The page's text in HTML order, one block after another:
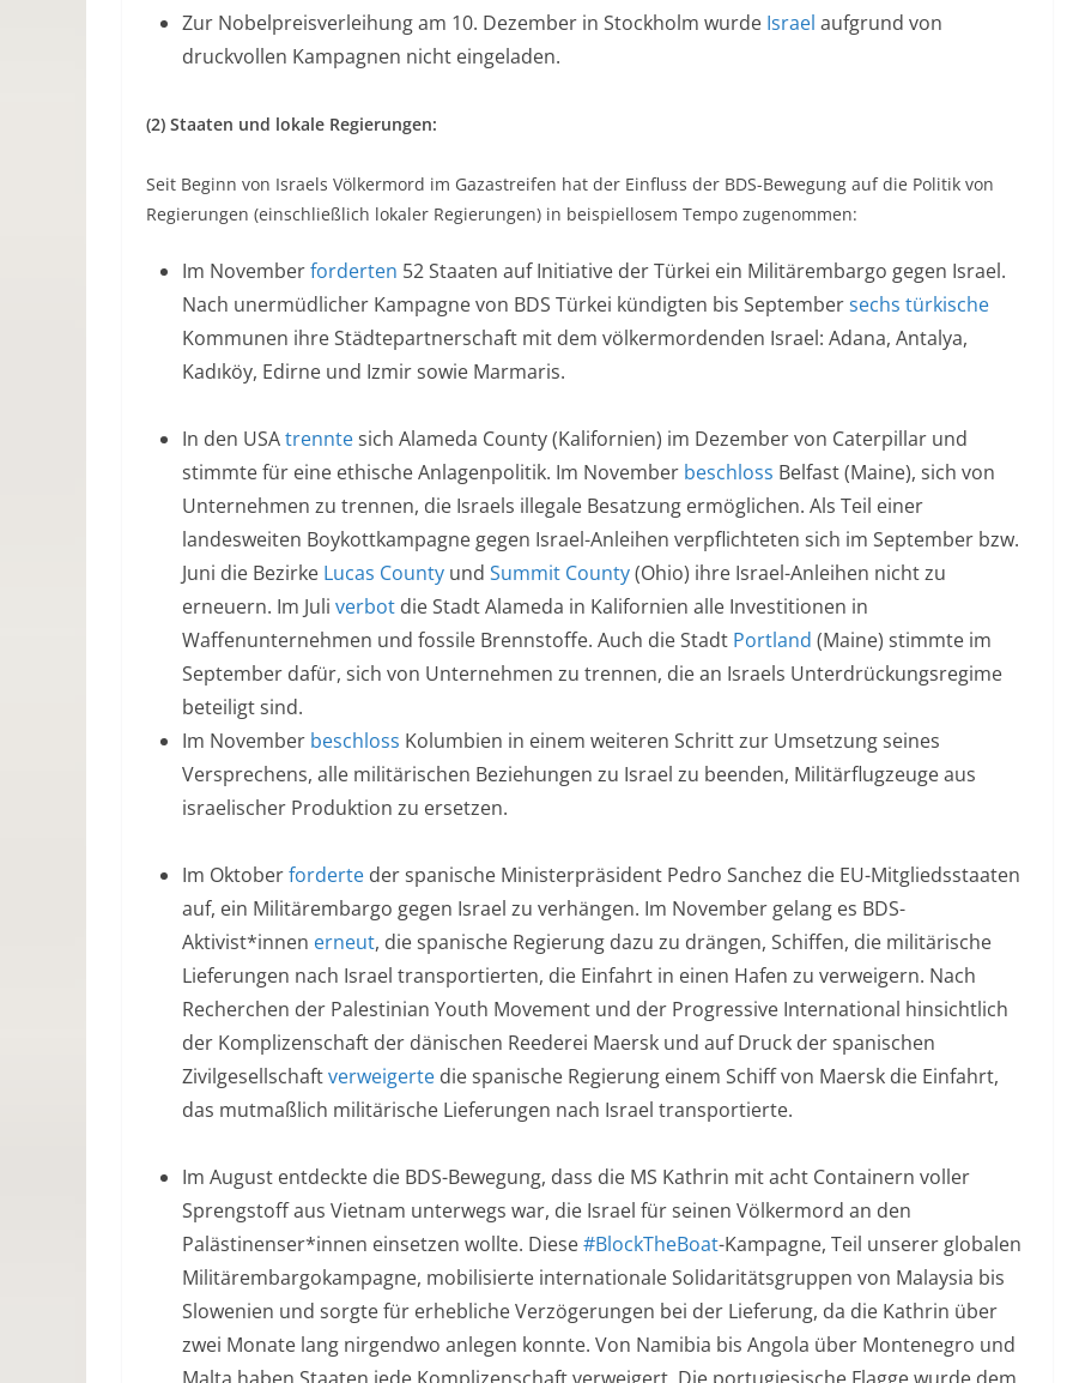
Zur Nobelpreisverleihung am 10. Dezember in Stockholm wurde Israel aufgrund von
druckvollen Kampagnen nicht eingeladen.
(2) Staaten und lokale Regierungen:
Seit Beginn von Israels Völkermord im Gazastreifen hat der Einfluss der BDS-Bewegung auf die Politik von
Regierungen (einschließlich lokaler Regierungen) in beispiellosem Tempo zugenommen:
Im Novemberforderten 52 Staaten auf Initiative der Türkei ein Militärembargo gegen Israel.
Nach unermüdlicher Kampagne von BDS Türkei kündigten bis Septembersechs türkische
Kommunen ihre Städtepartnerschaft mit dem völkermordenden Israel: Adana, Antalya,
Kadıköy, Edirne und Izmir sowie Marmaris.
In den USAtrenntesich Alameda County (Kalifornien) im Dezember von Caterpillar und
stimmte für eine ethische Anlagenpolitik. Im November beschloss Belfast (Maine), sich von
Unternehmen zu trennen, die Israels illegale Besatzung ermöglichen. Als Teil einer
landesweiten Boykottkampagne gegen Israel-Anleihen verpflichteten sich im September bzw.
Juni die Bezirke Lucas County und Summit County(Ohio) ihre Israel-Anleihen nicht zu
erneuern. Im Juli verbot die Stadt Alameda in Kalifornien alle Investitionen in
Waffenunternehmen und fossile Brennstoffe. Auch die Stadt Portland (Maine) stimmte im
September dafür, sich von Unternehmen zu trennen, die an Israels Unterdrückungsregime
beteiligt sind.
Im November beschloss Kolumbien in einem weiteren Schritt zur Umsetzung seines
Versprechens, alle militärischen Beziehungen zu Israel zu beenden, Militärflugzeuge aus
israelischer Produktion zu ersetzen.
Im Oktoberforderte der spanische Ministerpräsident Pedro Sanchez die EU-Mitgliedsstaaten
auf, ein Militärembargo gegen Israel zu verhängen. Im November gelang es BDS-
Aktivist*innen erneut, die spanische Regierung dazu zu drängen, Schiffen, die militärische
Lieferungen nach Israel transportierten, die Einfahrt in einen Hafen zu verweigern. Nach
Recherchen der Palestinian Youth Movement und der Progressive International hinsichtlich
der Komplizenschaft der dänischen Reederei Maersk und auf Druck der spanischen
Zivilgesellschaftverweigerte die spanische Regierung einem Schiff von Maersk die Einfahrt,
das mutmaßlich militärische Lieferungen nach Israel transportierte.
Im August entdeckte die BDS-Bewegung, dass die MS Kathrin mit acht Containern voller
Sprengstoff aus Vietnam unterwegs war, die Israel für seinen Völkermord an den
Palästinenser*innen einsetzen wollte. Diese#BlockTheBoat-Kampagne, Teil unserer globalen
Militärembargokampagne, mobilisierte internationale Solidaritätsgruppen von Malaysia bis
Slowenien und sorgte für erhebliche Verzögerungen bei der Lieferung, da die Kathrin über
zwei Monate lang nirgendwo anlegen konnte. Von Namibia bis Angola über Montenegro und